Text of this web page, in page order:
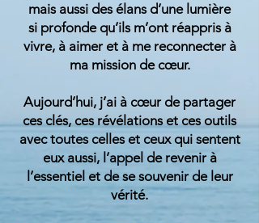
mais aussi des élans d’une lumière
si profonde qu’ils m’ont réappris à
vivre, à aimer et à me reconnecter à
ma mission de cœur.
Aujourd’hui, j’ai à cœur de partager
ces clés, ces révélations et ces outils
avec toutes celles et ceux qui sentent
eux aussi, l’appel de revenir à
l’essentiel et de se souvenir de leur
vérité.